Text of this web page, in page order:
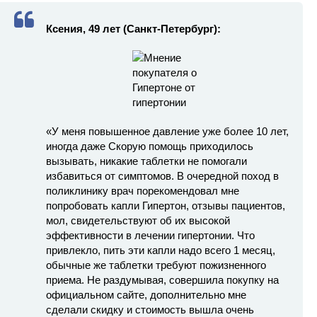
Ксения, 49 лет (Санкт-Петербург):
«У меня повышенное давление уже более 10 лет,
иногда даже Скорую помощь приходилось
вызывать, никакие таблетки не помогали
избавиться от симптомов. В очередной поход в
поликлинику врач порекомендовал мне
попробовать капли Гипертон, отзывы пациентов,
мол, свидетельствуют об их высокой
эффективности в лечении гипертонии. Что
привлекло, пить эти капли надо всего 1 месяц,
обычные же таблетки требуют пожизненного
приема. Не раздумывая, совершила покупку на
официальном сайте, дополнительно мне
сделали скидку и стоимость вышла очень